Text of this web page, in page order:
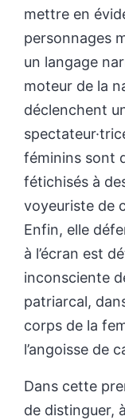
mettre en
personnages
un langage
moteur de la
déclenchent
féminins sont
fétichisés à
voyeuriste de
Enfin, elle
à l’écran est
inconsciente
patriarcal,
corps de la
l’angoisse de
Dans cette
de distinguer,